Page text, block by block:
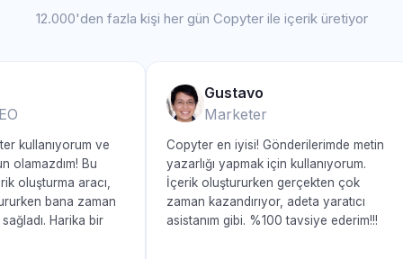
12.000'den fazla kişi her gün Copyter ile içerik üretiyor
kullanıyorum ve
olamazdım! Bu
oluşturma aracı,
bana zaman
Harika bir
Gustavo
Marketer
Copyter en iyisi! Gönderilerimde metin
yazarlığı yapmak için kullanıyorum.
İçerik oluştururken gerçekten çok
zaman kazandırıyor, adeta yaratıcı
asistanım gibi. %100 tavsiye ederim!!!